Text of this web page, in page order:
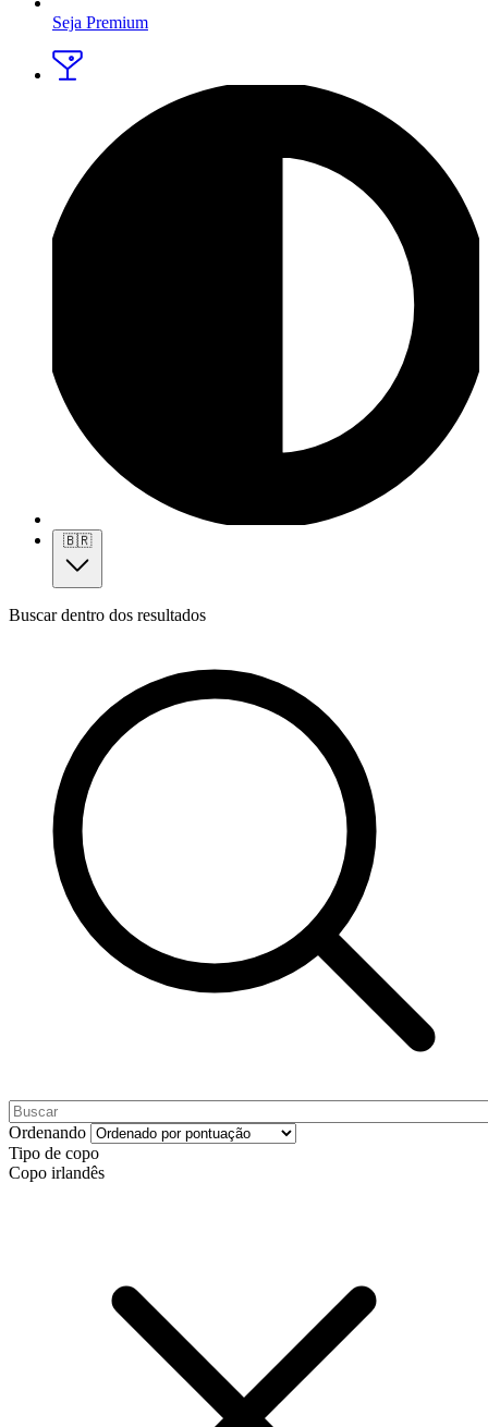
Seja Premium
🇧🇷
Buscar dentro dos resultados
Ordenando
Tipo de copo
Copo irlandês